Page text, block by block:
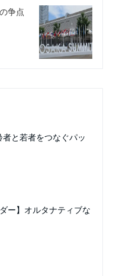
争点
と若者をつなぐパッ
ー】オルタナティブな